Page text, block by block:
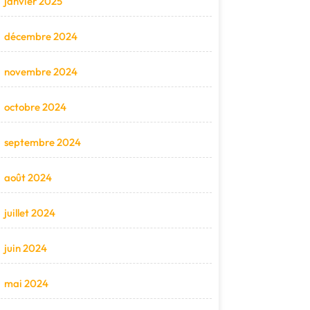
décembre 2024
novembre 2024
octobre 2024
septembre 2024
août 2024
juillet 2024
juin 2024
mai 2024